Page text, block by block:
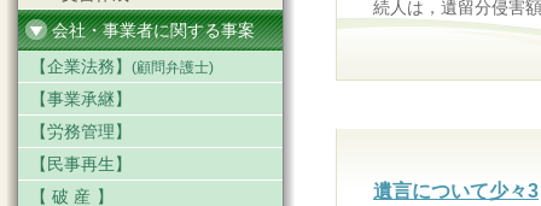
続人は，遺留分侵害
遺言について少々3
会社・事業者に関する事案
【企業法務】
(顧問弁護士)
【事業承継】
【労務管理】
【民事再生】
【破産】